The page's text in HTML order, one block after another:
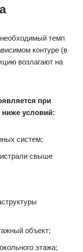
темп
контуре (в
возлагают на
при
условий:
систем;
свыше
объект;
этажа;